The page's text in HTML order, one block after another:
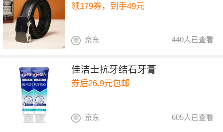
领179券，到手49元
440人已查看
京东
佳洁士抗牙结石牙膏
券后26.9元包邮
605人已查看
京东